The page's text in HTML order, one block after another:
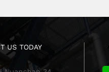
US TODAY